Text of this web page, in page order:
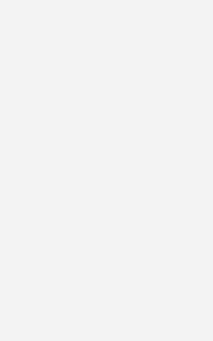
Brennstoffzellenstapel
den anderen
Obwohl die
wenigen
wir endlich,
zu sehen, was durch das
begünstigt wird.
die Brennstoffzellen
und (bei